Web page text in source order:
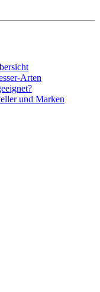
Arten
und Marken